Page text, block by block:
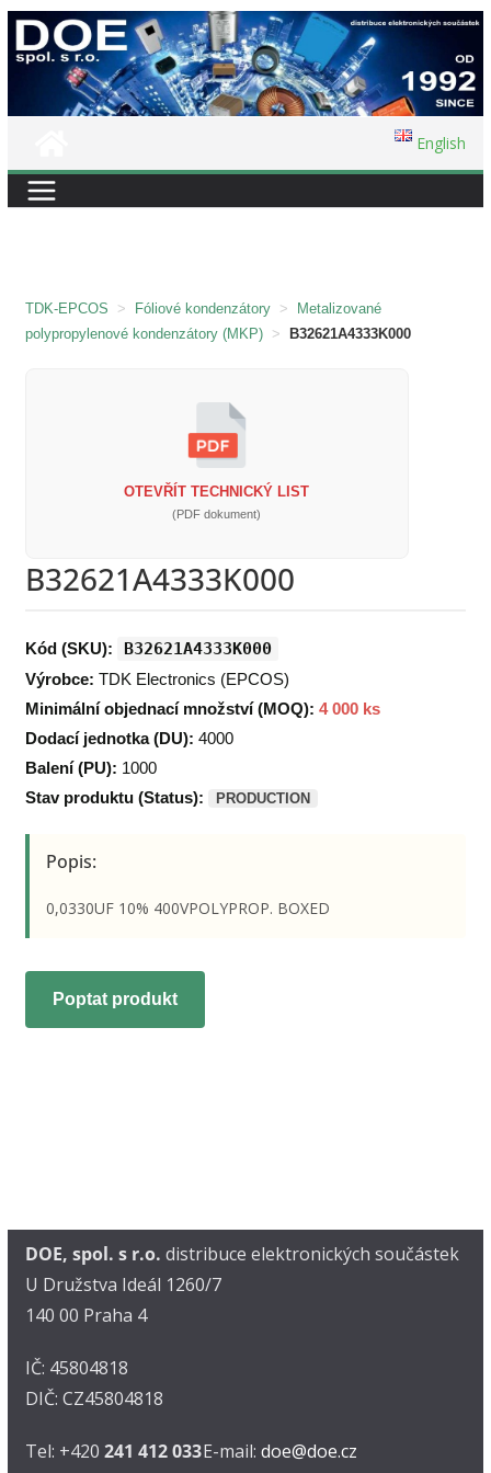
Přeskočit
na
English
TDK-EPCOS > Fóliové kondenzátory >
Metalizované
polypropylenové kondenzátory (MKP) > B32621A4333K000
OTEVŘÍT TECHNICKÝ LIST
(PDF dokument)
B32621A4333K000
Kód (SKU): B32621A4333K000
Výrobce: TDK Electronics (EPCOS)
Minimální objednací množství (MOQ): 4 000 ks
Dodací jednotka (DU): 4000
Balení (PU): 1000
Stav produktu (Status):
PRODUCTION
Popis:
0,0330UF 10% 400VPOLYPROP. BOXED
Poptat produkt
DOE, spol. s r.o. distribuce elektronických součástek
U Družstva Ideál 1260/7
140 00 Praha 4
IČ: 45804818
DIČ: CZ45804818
Tel: +420 241 412 033E-mail: doe@doe.cz